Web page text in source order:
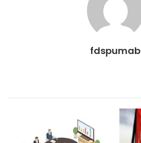
fdspumab